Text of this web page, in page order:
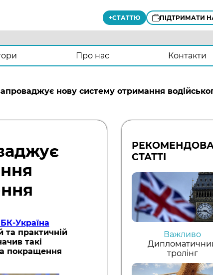
+СТАТТЮ ПІДТРИМАТИ
Про нас Контакти
нову систему отримання
Україна
та практичній
такі
покращення
СТАТТІ
Важливо
тролінг